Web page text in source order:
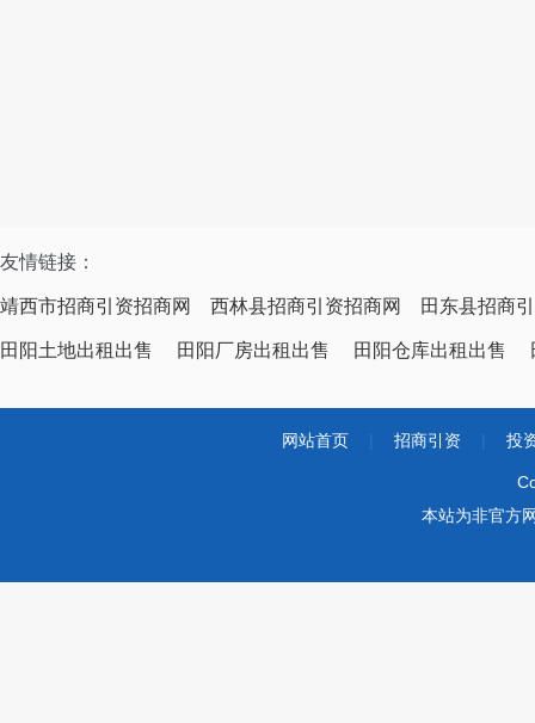
友情链接：
靖西市招商引资招商网 西林县招商引资招商网 田东县招商
田阳土地出租出售 田阳厂房出租出售 田阳仓库出租出售
网站首页 招商引资 投
本站为非官方